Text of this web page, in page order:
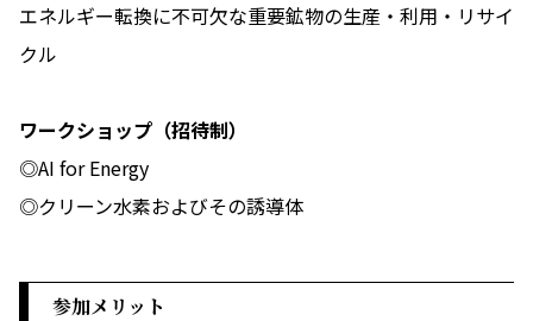
エネルギー転換に不可欠な重要鉱物の生産・利用・リサイ
クル
ワークショップ（招待制）
◎AI for Energy
◎クリーン水素およびその誘導体
参加メリット